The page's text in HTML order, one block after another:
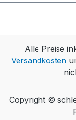
Alle Preise
Versandkosten
Copyright ©